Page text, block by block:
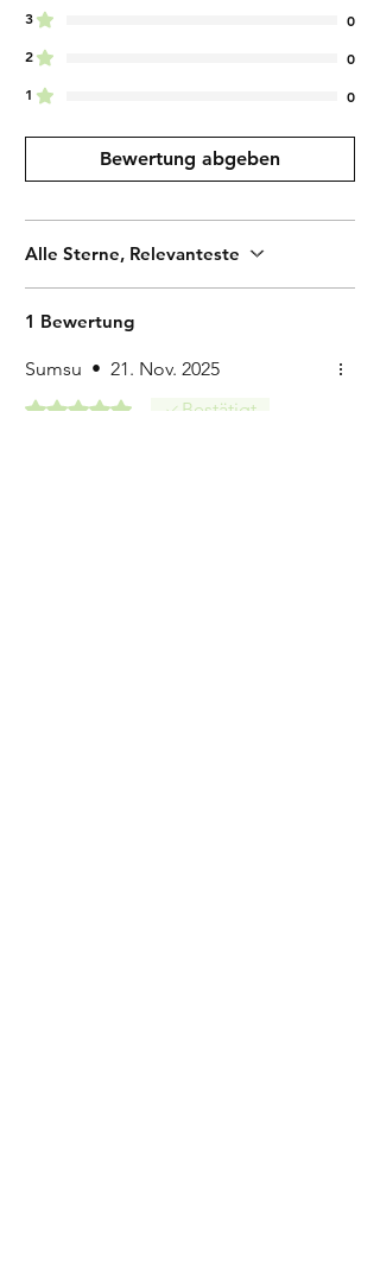
3
0
2
0
1
0
Bewertung abgeben
Alle Sterne, Relevanteste
1 Bewertung
Sumsu • 21. Nov. 2025
Mit 5 von 5 Sternen bewertet.
Bestätigt